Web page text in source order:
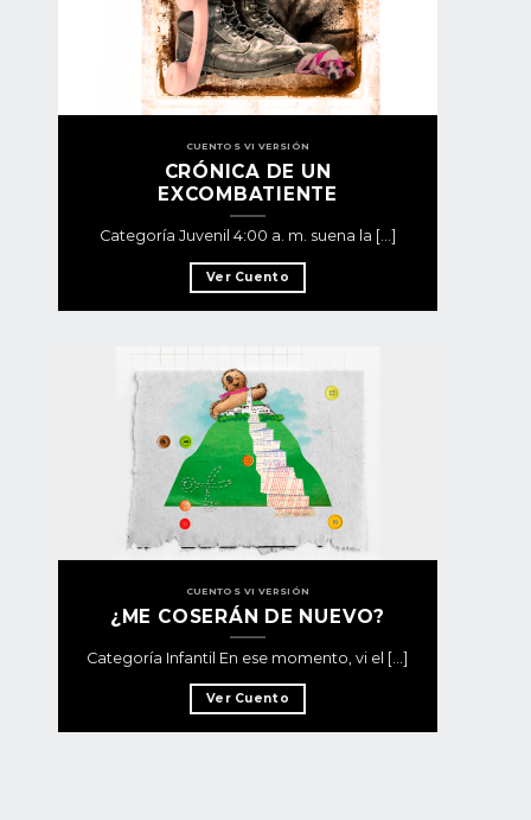
CUENTOS VI VERSIÓN
CRÓNICA DE UN
EXCOMBATIENTE
Categoría Juvenil 4:00 a. m. suena la [...]
Ver Cuento
CUENTOS VI VERSIÓN
¿ME COSERÁN DE NUEVO?
Categoría Infantil En ese momento, vi el [...]
Ver Cuento